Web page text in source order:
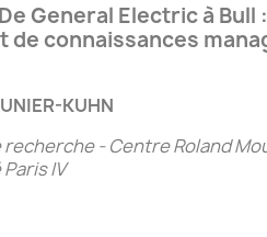
General Electric à Bull
connaissances
KUHN
recherche - Centre Roland
IV